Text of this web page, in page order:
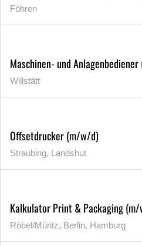
Föhren
Maschinen- und
Willstätt
Offsetdrucker (m/w/d)
Straubing, Landshut
Kalkulator Print & Packaging
Röbel/Müritz, Berlin, Hamburg